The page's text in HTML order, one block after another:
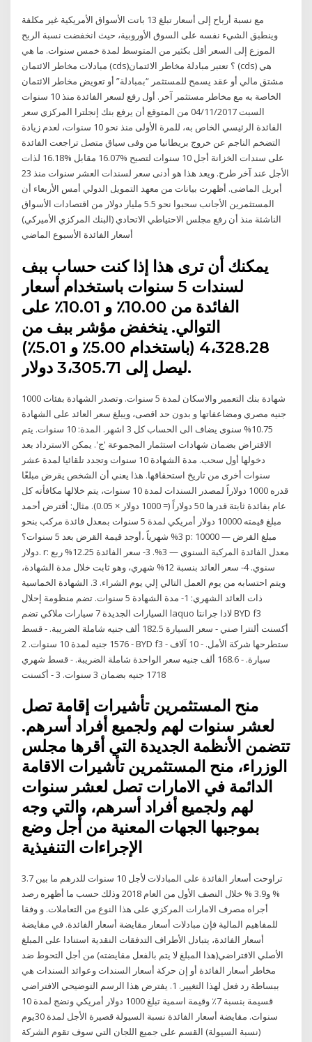
مع نسبة أرباح إلى أسعار تبلغ 13 باتت الأسواق الأمريكية غير مكلفة
وينطبق الشيء نفسه على السوق الأوروبية، حيث انخفضت نسبة الربح
الموزع إلى السعر أقل بكثير من المتوسط لمدة خمس سنوات. ما هي
مبادلات مخاطر الائتمان (cds)؟ تعتبر مبادلة مخاطر الائتمان (cds) هي
مشتق مالي أو عقد يسمح للمستثمر “بمبادلة” أو تعويض مخاطر الائتمان
الخاصة به مع مخاطر مستثمر آخر. أول رفع لسعر الفائدة منذ 10 سنوات
السبت 04/11/2017 من المتوقع أن يرفع بنك إنجلترا المركزي سعر
الفائدة الرئيسي الخاص به، للمرة الأولى منذ نحو 10 سنوات، لعدم زيادة
التضخم الناجم عن خروج بريطانيا من وفى سياق متصل تراجعت الفائدة
على سندات الخزانة أجل 10 سنوات لتصبح %16.07 مقابل %16.18 لذات
اﻷجل عند آخر طرح. ويعد هذا هو أدنى سعر لسندات العشر سنوات منذ 23
أبريل الماضى. أظهرت بيانات من معهد التمويل الدولي أمس الأربعاء أن
المستثمرين الأجانب سحبوا نحو 5.5 مليار دولار من اقتصادات الأسواق
الناشئة منذ أن رفع مجلس الاحتياطي الاتحادي (البنك المركزي الأميركي)
أسعار الفائدة الأسبوع الماضي
يمكنك أن ترى هذا إذا كنت حساب ببف
لسندات 5 سنوات باستخدام أسعار
الفائدة من 10.00٪ و 10.01٪ على
التوالي. ينخفض مؤشر ببف من
4،328.28 (باستخدام 5.00٪ و 5.01٪)
ليصل إلى 3،305.71 دولار.
شهادة بنك التعمير والاسكان لمدة 5 سنوات. وتصدر الشهادة بفئات 1000
جنيه مصري ومضاعفاتها و بدون حد اقصى، ويبلغ سعر العائد على الشهادة
10.75% سنوى يضاف الى الحساب كل 3 اشهر. المدة: 10 سنوات. يتم
الاقتراض بضمان شهادات استثمار المجموعة 'ج'. يمكن الاسترداد بعد
دخولها أول سحب. مدة الشهادة 10 سنوات وتجدد تلقائيا لمدة عشر
سنوات أخرى من تاريخ استحقاقها. هذا يعني أن الشخص يقرض مبلغًا
قدره 1000 دولاراً لمصدر السندات لمدة 10 سنوات، يتم خلالها مكافأته كل
عام بفائدة ثابتة قدرها 50 دولاراً (= 1000 دولار × 0.05). مثال: أقترض أحمد
مبلغ قيمته 10000 دولار أمريكي لمدة 5 سنوات بمعدل فائدة مركب بنحو
3% شهرياً ،أوجد قيمة القرض بعد 5 سنوات؟ p: مبلغ القرض — 10000
دولار. r: معدل الفائدة المركبة السنوي — 3%. 3- سعر الفائدة 12.25% ربع
سنوي. 4- سعر العائد بنسبة 12% شهري، وهو ثابت خلال مدة الشهادة،
ويتم احتسابه من يوم العمل التالي إلي يوم الشراء. 3. الشهادة الخماسية
ذات العائد الشهري: 1- مدة الشهادة 5 سنوات. تضم منظومة إحلال
السيارات الجديدة 7 سيارات ملاكي تضم laquo لادا جرانتا BYD f3
أكسنت ألنترا صني - سعر السيارة 182.5 ألف جنيه شاملة الضريبة. - قسط
1576 جنيه لمدة 10 سنوات. 2 - BYD f3 - ستطرحها شركة الأمل. - 10 آلاف
سيارة. - 168.6 ألف جنيه سعر الواحدة شاملة الضريبة. - قسط شهري
1718 جنيه بضمان 3 سنوات. 3 - أكسنت
منح المستثمرين تأشيرات إقامة تصل
لعشر سنوات لهم ولجميع أفراد أسرهم.
تتضمن الأنظمة الجديدة التي أقرها مجلس
الوزراء، منح المستثمرين تأشيرات الاقامة
الدائمة في الامارات تصل لعشر سنوات
لهم ولجميع أفراد أسرهم، والتي وجه
بموجبها الجهات المعنية من أجل وضع
الإجراءات التنفيذية
تراوحت أسعار الفائدة على المبادلات لأجل 10 سنوات للدرهم ما بين 3.7
% و3.9 % خلال النصف الأول من العام 2018 وذلك حسب ما أظهره رصد
أجراه مصرف الامارات المركزي على هذا النوع من التعاملات. و وفقا
للمفاهيم المالية فإن مبادلات أسعار مقايضة أسعار الفائدة. في مقايضة
أسعار الفائدة، يتبادل الأطراف التدفقات النقدية استنادا على المبلغ
الأصلي الافتراضي(هذا المبلغ لا يتم بالفعل مقايضته) من أجل التحوط ضد
مخاطر أسعار الفائدة أو إن حركة أسعار السندات وعوائد السندات هي
ببساطة رد فعل لهذا التغيير. 1. يفترض هذا الرسم التوضيحي الافتراضي
قسيمة بنسبة 7٪ وقيمة اسمية تبلغ 1000 دولار أمريكي ونضج لمدة 10
سنوات. مقايضة أسعار الفائدة نسبة السيولة قصيرة الأجل لمدة 30يوم
(نسبة السيولة) القسم على جميع اللجان التي سوف تقوم الشركة